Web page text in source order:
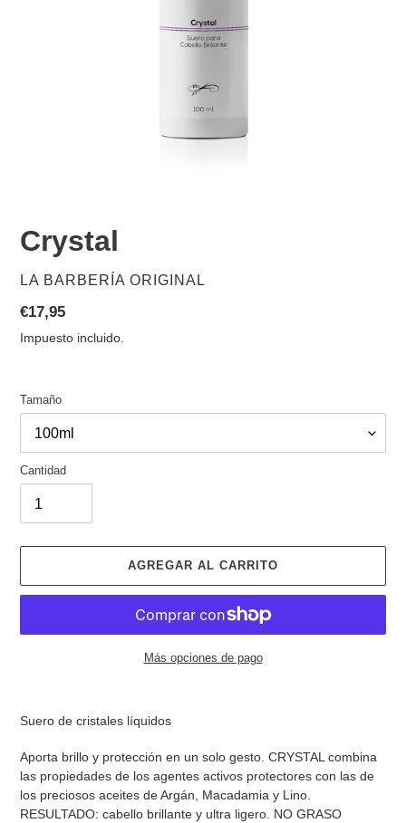
Crystal
PROVEEDOR
LA BARBERÍA ORIGINAL
Precio
habitual
€17,95
Impuesto incluido.
Tamaño
Cantidad
AGREGAR AL CARRITO
Más opciones de pago
a
tu
carrito
de
Suero de cristales líquidos
Aporta brillo y protección en un solo gesto. CRYSTAL combina
las propiedades de los agentes activos protectores con las de
los preciosos aceites de Argán, Macadamia y Lino.
RESULTADO: cabello brillante y ultra ligero. NO GRASO